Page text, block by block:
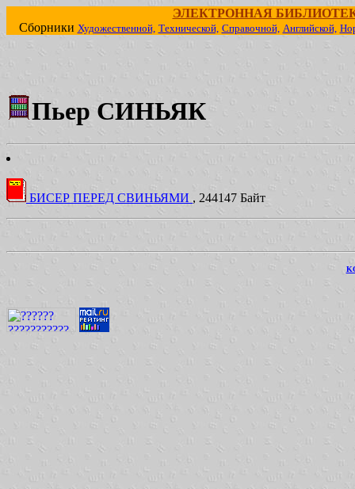
ЭЛЕКТРОННАЯ
Сборники Художественной, Технической, Справочной, Английской,
Пьер СИНЬЯК
БИСЕР ПЕРЕД СВИНЬЯМИ , 244147 Байт